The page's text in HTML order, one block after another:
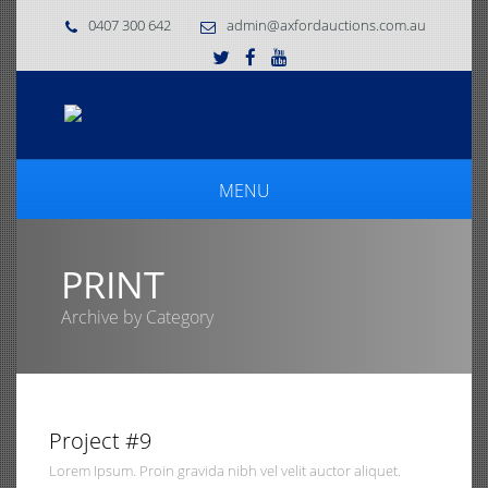
0407 300 642 admin@axfordauctions.com.au
MENU
PRINT
Archive by Category
2014
Project #9
Lorem Ipsum. Proin gravida nibh vel velit auctor aliquet.